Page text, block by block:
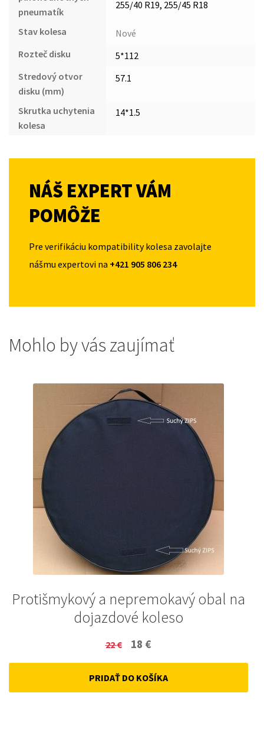
pneumatík
255/40 R19, 255/45 R18
Stav kolesa
Nové
Rozteč disku
5*112
Stredový otvor
disku (mm)
57.1
Skrutka uchytenia
kolesa
14*1.5
NÁŠ EXPERT VÁM
POMÔŽE
Pre verifikáciu kompatibility kolesa zavolajte
nášmu expertovi na +421 905 806 234
Mohlo by vás zaujímať
Protišmykový a nepremokavý obal na
dojazdové koleso
22€
Original
price
was:
18 €
price
is:
PRIDAŤ DO KOŠÍKA